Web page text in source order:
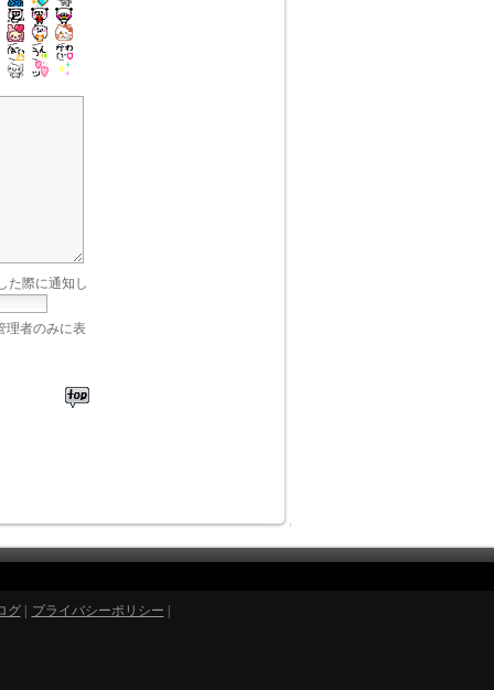
た際に通知し
理者のみに表
グ| プライバシーポリシー |